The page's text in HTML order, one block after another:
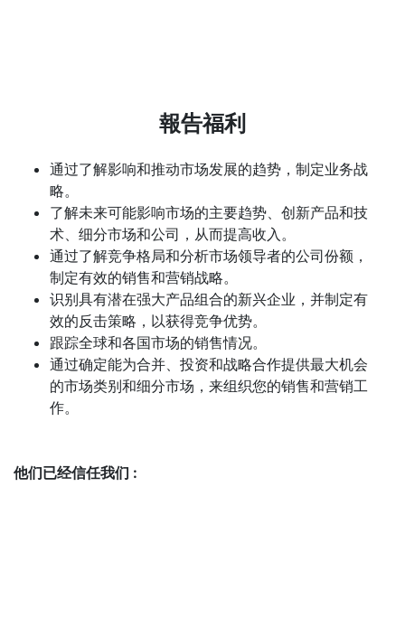
報告福利
通过了解影响和推动市场发展的趋势，制定业务战
略。
了解未来可能影响市场的主要趋势、创新产品和技
术、细分市场和公司，从而提高收入。
通过了解竞争格局和分析市场领导者的公司份额，
制定有效的销售和营销战略。
识别具有潜在强大产品组合的新兴企业，并制定有
效的反击策略，以获得竞争优势。
跟踪全球和各国市场的销售情况。
通过确定能为合并、投资和战略合作提供最大机会
的市场类别和细分市场，来组织您的销售和营销工
作。
他们已经信任我们 :